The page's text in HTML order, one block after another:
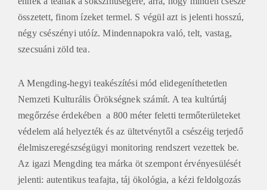
összetett, finom ízeket termel. S végül azt is jelenti hosszú,
négy csészényi utóíz. Mindennapokra való, telt, vastag,
szecsuáni zöld tea.
A Mengding-hegyi teakészítési mód elidegeníthetetlen
Nemzeti Kulturális Örökségnek számít. A tea kultúrtáj
megőrzése érdekében a 800 méter feletti termőterületeket
védelem alá helyezték és az ültetvénytől a csészéig terjedő
élelmiszeregészségügyi monitoring rendszert vezettek be.
Az igazi Mengding tea márka öt szempont érvényesülését
jelenti: autentikus teafajta, táj ökológia, a kézi feldolgozás